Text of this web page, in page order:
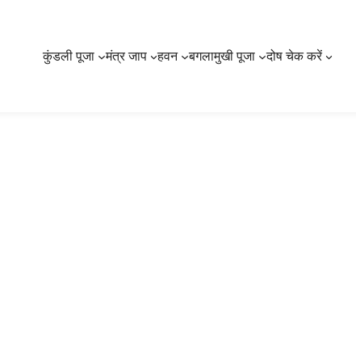
कुंडली पूजा मंत्र जाप हवन बगलामुखी पूजा दोष चेक करें